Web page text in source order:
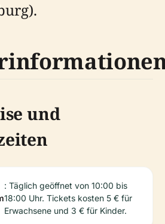
und
: Täglich geöffnet von 10:00 bis
18:00 Uhr. Tickets kosten 5 € für
Erwachsene und 3 € für Kinder.